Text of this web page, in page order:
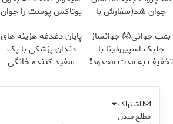
جوان شد(سفارش با
بوتاکس پوست را جوان
بمب جوانی😱 جوانساز
جلبک اسپیرولینا با
تخفیف به مدت محدود❗
پایان دغدغه هزینه های
دندان پزشکی با پک
سفید کننده خانگی
اشتراک
مطلع شدن